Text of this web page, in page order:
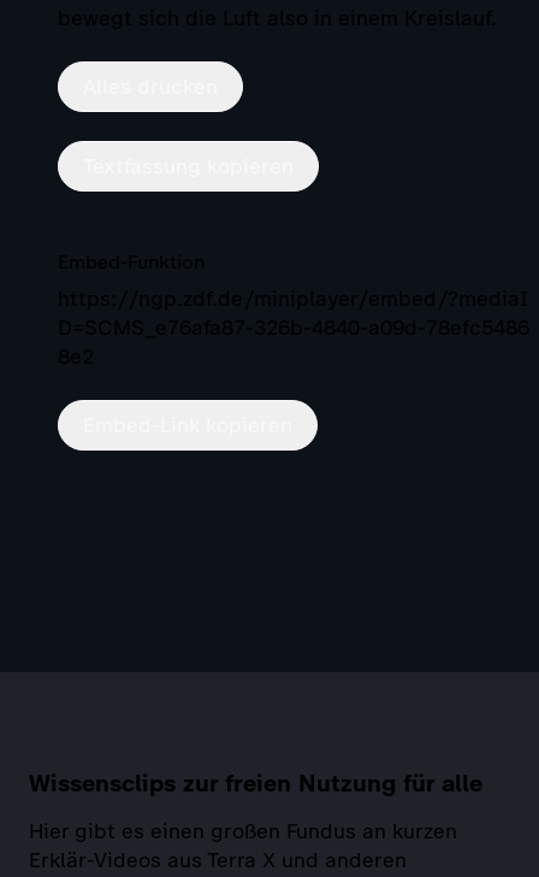
bewegt sich die Luft also in einem Kreislauf.
Embed-Funktion
https://ngp.zdf.de/miniplayer/embed/?mediaI
D=SCMS_e76afa87-326b-4840-a09d-78efc5486
8e2
Wissensclips zur freien Nutzung für alle
Hier gibt es einen großen Fundus an kurzen
Erklär-Videos aus Terra X und anderen